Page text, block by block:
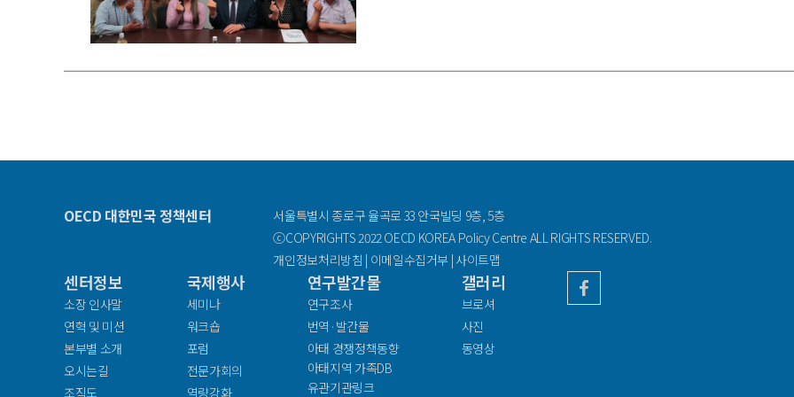
OECD 대한민국 정책센터
서울특별시 종로구 율곡로 33 안국빌딩 9층, 5층
ⓒCOPYRIGHTS 2022 OECD KOREA Policy Centre ALL RIGHTS RESERVED.
개인정보처리방침 | 이메일수집거부 |사이트맵
센터정보
소장 인사말
연혁 및 미션
본부별 소개
오시는길
조직도
국제행사
세미나
워크숍
포럼
전문가회의
역량강화
연구발간물
연구조사
번역·발간물
아태 경쟁정책동향
아태지역 가족DB
유관기관링크
갤러리
브로셔
사진
동영상
facebook